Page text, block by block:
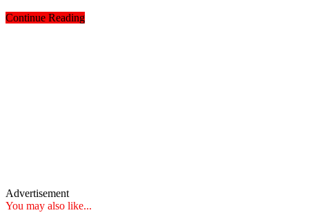
Continue Reading
Advertisement
You may also like...